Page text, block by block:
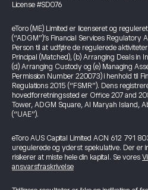
License #SD076
eToro (ME) Limited er licenseret og
(“ADGM”)’s Financial Services Regulatory
Person til at udføre de regulerede
Principal (Matched), (b) Arranging Deals in
(d) Arranging Custody og (e) Managing
Permission Number 220073) i henhold til
Regulations 2015 (“FSMR”). Dens
hovedforretningssted er Office 207 and
Tower, ADGM Square, Al Maryah Island,
(“UAE”).
eToro AUS Capital Limited ACN 612 791
uregulerede og yderst spekulative. Der er
risikerer at miste hele din kapital. Se vores
ansvarsfraskrivelse